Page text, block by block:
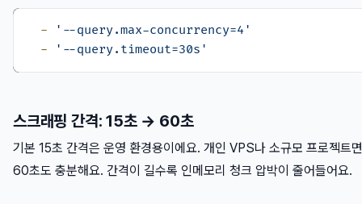
-
'--query.max-concurrency=4'
-
'--query.timeout=30s'
스크래핑 간격: 15초 → 60초
기본 15초 간격은 운영 환경용이에요. 개인 VPS나 소규모 프로젝트면
60초도 충분해요. 간격이 길수록 인메모리 청크 압박이 줄어들어요.